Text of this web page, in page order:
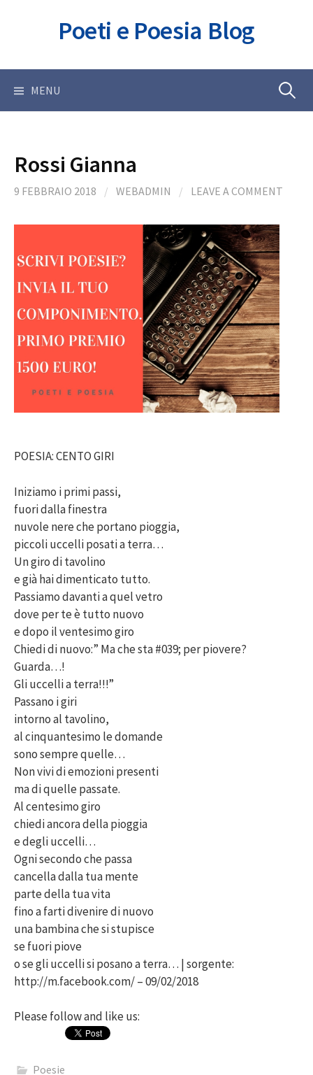
Poeti e Poesia Blog
MENU Ricerca
Rossi Gianna
9 FEBBRAIO 2018 / WEBADMIN / LEAVE A COMMENT
POESIA: CENTO GIRI
Iniziamo i primi passi,
fuori dalla finestra
nuvole nere che portano pioggia,
piccoli uccelli posati a terra…
Un giro di tavolino
e già hai dimenticato tutto.
Passiamo davanti a quel vetro
dove per te è tutto nuovo
e dopo il ventesimo giro
Chiedi di nuovo:” Ma che sta #039; per piovere?
Guarda…!
Gli uccelli a terra!!!”
Passano i giri
intorno al tavolino,
al cinquantesimo le domande
sono sempre quelle…
Non vivi di emozioni presenti
ma di quelle passate.
Al centesimo giro
chiedi ancora della pioggia
e degli uccelli…
Ogni secondo che passa
cancella dalla tua mente
parte della tua vita
fino a farti divenire di nuovo
una bambina che si stupisce
se fuori piove
o se gli uccelli si posano a terra… | sorgente:
http://m.facebook.com/ – 09/02/2018
Please follow and like us:
Poesie